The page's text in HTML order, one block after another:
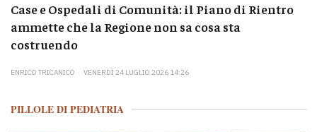
Case e Ospedali di Comunità: il Piano di Rientro
ammette che la Regione non sa cosa sta
costruendo
ENRICO TRICANICO VENERDÌ 24 LUGLIO 2026 14:26
PILLOLE DI PEDIATRIA